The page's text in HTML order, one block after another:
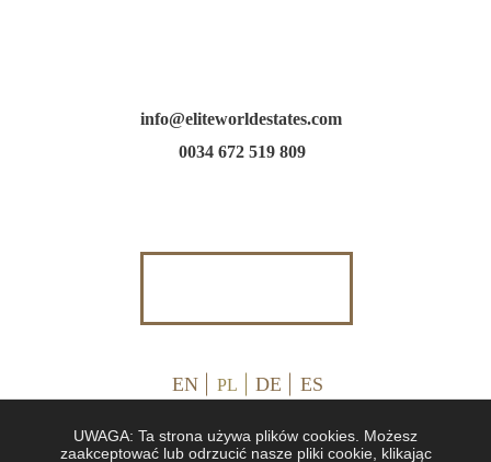
EN PL DE ES
info@eliteworldestates.com
0034 672 519 809
UWAGA: Ta strona używa plików cookies. Możesz
zaakceptować lub odrzucić nasze pliki cookie, klikając